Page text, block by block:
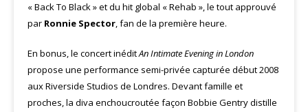
« Back To Black » et du hit global « Rehab », le tout approuvé
par Ronnie Spector, fan de la première heure.
En bonus, le concert inéditAn Intimate Evening in London
propose une performance semi-privée capturée début 2008
aux Riverside Studios de Londres. Devant famille et
proches, la diva enchoucroutée façon Bobbie Gentry distille